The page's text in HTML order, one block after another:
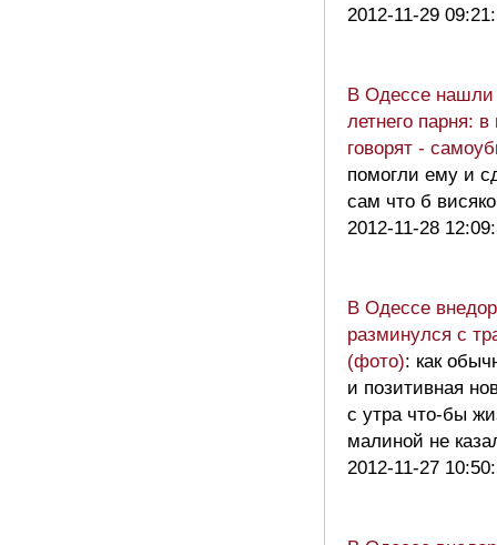
2012-11-29
В Одессе нашли
летнего парня:
говорят -
помогли ему и
сам что б
2012-11-28
В Одессе
разминулся с
(фото): как
и позитивная
с утра что-бы
малиной не
2012-11-27